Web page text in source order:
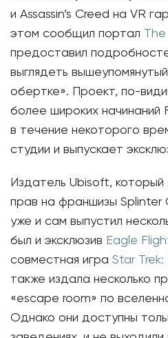
и Assassin’s Creed на VR
этом сообщил портал
предоставил
выглядеть
обертке». Проект, по-
более широких начинаний
в течение некоторого
студии и выпускает
Издатель Ubisoft, который
прав на франшизы Splinter
уже и сам выпустил
был и эксклюзив Eagle
совместная игра Star
также издала несколько
«escape room» по
Однако они доступны